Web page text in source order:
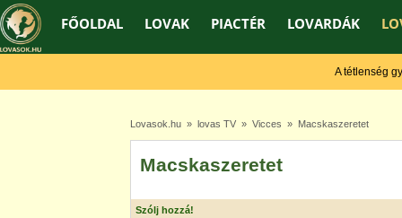
FŐOLDAL LOVAK PIACTÉR LOVARDÁK
A tétlenség
Lovasok.hu» lovas TV» Vicces » Macskaszeretet
Macskaszeretet
Szólj hozzá!